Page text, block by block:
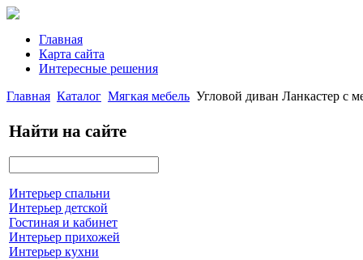
Главная
Карта сайта
Интересные решения
Главная Каталог Мягкая мебель Угловой диван Ланкастер с
Найти на сайте
Интерьер спальни
Интерьер детской
Гостиная и кабинет
Интерьер прихожей
Интерьер кухни